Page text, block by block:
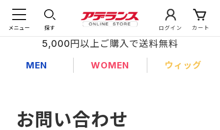
メニュー 探す ログイン カート
5,000円以上ご購入で送料無料
MEN WOMEN ウィッグ
お問い合わせ